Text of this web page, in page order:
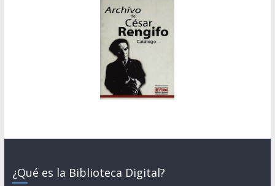
¿Qué es la Biblioteca Digital?